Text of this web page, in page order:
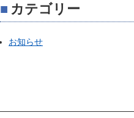
カテゴリー
お知らせ